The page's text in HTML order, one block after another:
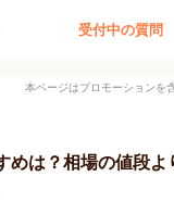
受付中の質問
本ページはプロモーションを
めは？相場の値段